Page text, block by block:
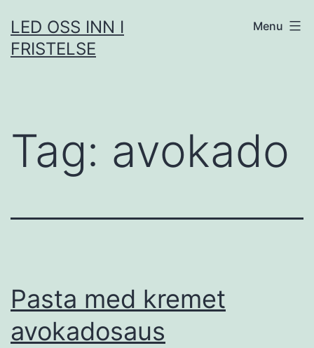
to
content
LED OSS INN I
FRISTELSE
Menu
Tag: avokado
Pasta med kremet
avokadosaus